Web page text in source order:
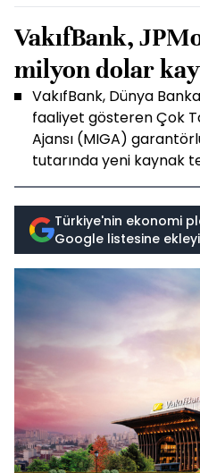
VakıfBank,
milyon dolar
VakıfBank, Dünya
faaliyet gösteren Çok
Ajansı (MIGA)
tutarında yeni kaynak
Türkiye'nin ekonomi
Google listesine